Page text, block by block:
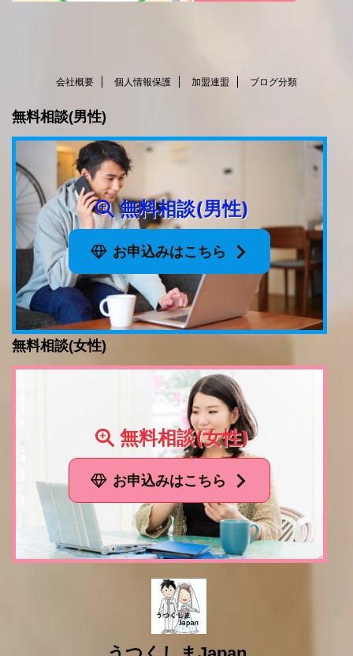
会社概要 個人情報保護 加盟連盟 ブログ分類
無料相談(男性)
無料相談(男性)
お申込みはこちら
無料相談(女性)
無料相談(女性)
お申込みはこちら